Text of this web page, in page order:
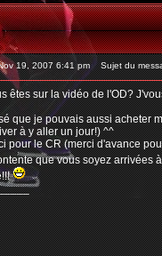
19, 2007 6:41 pm Sujet du
êtes sur la vidéo de l'OD?
que je pouvais aussi acheter
à y aller un jour!) ^^
pour le CR (merci d'avance
que vous soyez arrivées